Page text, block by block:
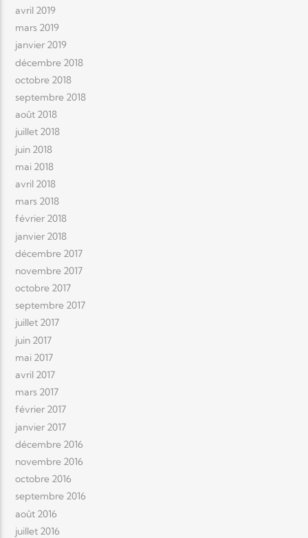
avril 2019
mars 2019
janvier 2019
décembre 2018
octobre 2018
septembre 2018
août 2018
juillet 2018
juin 2018
mai 2018
avril 2018
mars 2018
février 2018
janvier 2018
décembre 2017
novembre 2017
octobre 2017
septembre 2017
juillet 2017
juin 2017
mai 2017
avril 2017
mars 2017
février 2017
janvier 2017
décembre 2016
novembre 2016
octobre 2016
septembre 2016
août 2016
juillet 2016